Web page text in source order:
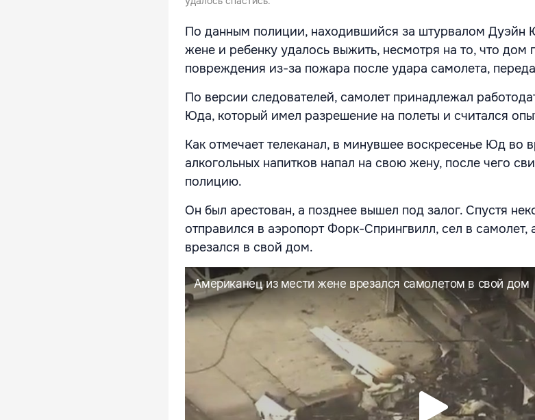
По данным полиции, находившийся за штурвалом Дуэйн
жене и ребенку удалось выжить, несмотря на то, что дом
повреждения из-за пожара после удара самолета,
По версии следователей, самолет принадлежал
Юда, который имел разрешение на полеты и считался
Как отмечает телеканал, в минувшее воскресенье Юд во
алкогольных напитков напал на свою жену, после чего
полицию.
Он был арестован, а позднее вышел под залог. Спустя
отправился в аэропорт Форк-Спрингвилл, сел в самолет,
врезался в свой дом.